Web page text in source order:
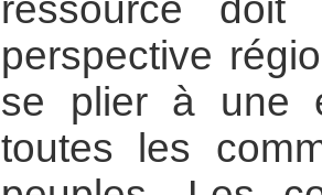
ressource doit
perspective
se plier à une
toutes les